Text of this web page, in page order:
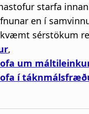
starfa
en í
sérstökum
,
um
í